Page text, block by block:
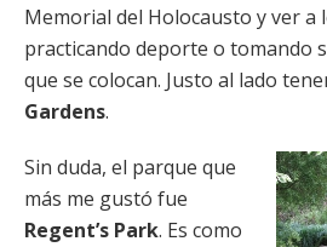
Memorial del Holocausto y ver a
practicando deporte o tomando
que se colocan. Justo al lado
Gardens.
Sin duda, el parque que
más me gustó fue
Regent’s Park. Es como